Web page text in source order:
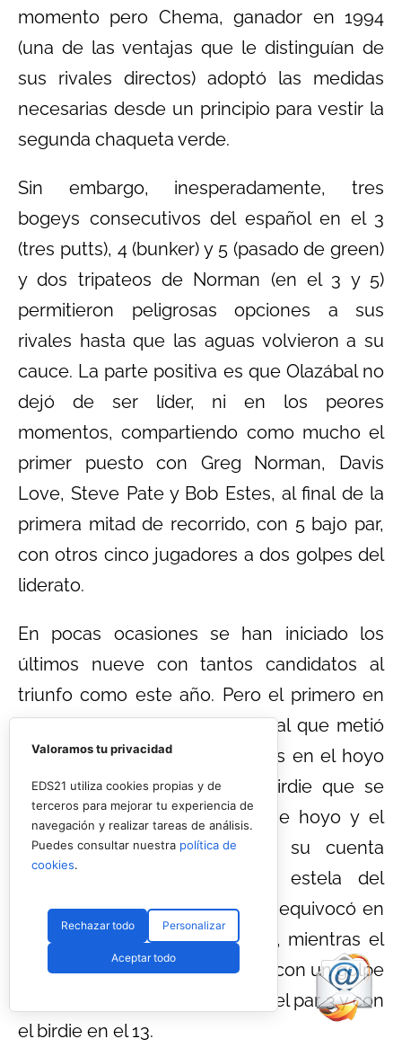
momento pero Chema, ganador en 1994
(una de las ventajas que le distinguían de
sus rivales directos) adoptó las medidas
necesarias desde un principio para vestir la
segunda chaqueta verde.
Sin embargo, inesperadamente, tres
bogeys consecutivos del español en el 3
(tres putts), 4 (bunker) y 5 (pasado de green)
y dos tripateos de Norman (en el 3 y 5)
permitieron peligrosas opciones a sus
rivales hasta que las aguas volvieron a su
cauce. La parte positiva es que Olazábal no
dejó de ser líder, ni en los peores
momentos, compartiendo como mucho el
primer puesto con Greg Norman, Davis
Love, Steve Pate y Bob Estes, al final de la
primera mitad de recorrido, con 5 bajo par,
con otros cinco jugadores a dos golpes del
liderato.
En pocas ocasiones se han iniciado los
últimos nueve con tantos candidatos al
triunfo como este año. Pero el primero en
tomar la delantera fue Olazábal que metió
un buen putt de cuatro metros en el hoyo
10, para embocar el tercer birdie que se
lograba en todo el día en ese hoyo y el
segundo de la jornada en su cuenta
particular. Norman siguió la estela del
español con birdie en el 11, se equivocó en
el 12 pero hizo eagle en el 13, mientras el
español igualaba en el liderato con un golpe
prodigioso desde el bunker en el par 3 y con
el birdie en el 13.
Valoramos tu privacidad
EDS21 utiliza cookies propias y de
terceros para mejorar tu experiencia de
navegación y realizar tareas de análisis.
Puedes consultar nuestra política de
cookies.
Rechazar todo Personalizar
Aceptar todo